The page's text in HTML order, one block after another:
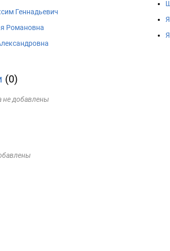
Геннадьевич
Романовна
(0)
не добавлены